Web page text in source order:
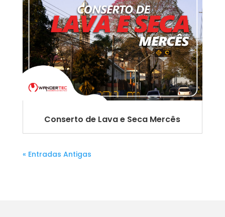
Conserto de Lava e Seca Mercês
« Entradas Antigas